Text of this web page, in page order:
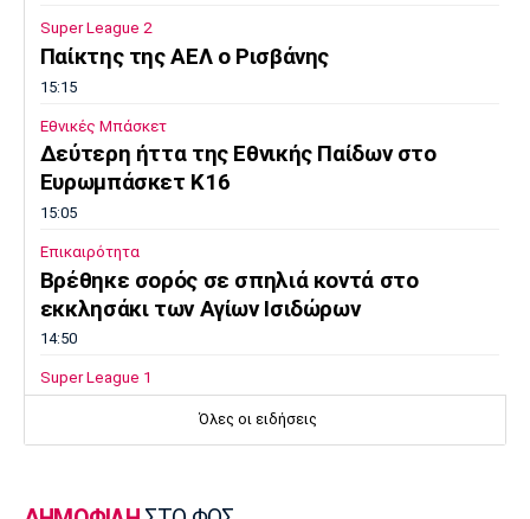
Super League 2
Παίκτης της ΑΕΛ ο Ρισβάνης
15:15
Εθνικές Μπάσκετ
Δεύτερη ήττα της Εθνικής Παίδων στο
Ευρωμπάσκετ Κ16
15:05
Επικαιρότητα
Βρέθηκε σορός σε σπηλιά κοντά στο
εκκλησάκι των Αγίων Ισιδώρων
14:50
Super League 1
Πήρε Νανού ο Ηρακλής
Ολυμπιακός: Οι Αφρικανοί διατηρούν στο
Όλες οι ειδήσεις